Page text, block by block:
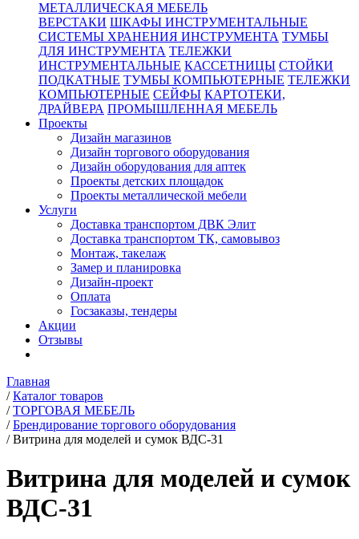
МЕТАЛЛИЧЕСКАЯ МЕБЕЛЬ
ВЕРСТАКИ ШКАФЫ ИНСТРУМЕНТАЛЬНЫЕ
СИСТЕМЫ ХРАНЕНИЯ ИНСТРУМЕНТА ТУМБЫ
ДЛЯ ИНСТРУМЕНТА ТЕЛЕЖКИ
ИНСТРУМЕНТАЛЬНЫЕ КАССЕТНИЦЫ СТОЙКИ
ПОДКАТНЫЕ ТУМБЫ КОМПЬЮТЕРНЫЕ ТЕЛЕЖКИ
КОМПЬЮТЕРНЫЕ СЕЙФЫ КАРТОТЕКИ,
ДРАЙВЕРА ПРОМЫШЛЕННАЯ МЕБЕЛЬ
Проекты
Дизайн магазинов
Дизайн торгового оборудования
Дизайн оборудования для аптек
Проекты детских площадок
Проекты металлической мебели
Услуги
Доставка транспортом ДВК Элит
Доставка транспортом ТК, самовывоз
Монтаж, такелаж
Замер и планировка
Дизайн-проект
Оплата
Госзаказы, тендеры
Акции
Отзывы
Главная
/ Каталог товаров
/ ТОРГОВАЯ МЕБЕЛЬ
/ Брендирование торгового оборудования
/ Витрина для моделей и сумок ВДС-31
Витрина для моделей и сумок
ВДС-31